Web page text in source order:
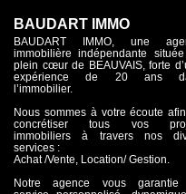
BAUDART IMMO
BAUDART IMMO, une
immobilière indépendante
plein cœur de BEAUVAIS, forte
expérience de 20 ans
l’immobilier.
Nous sommes à votre écoute
concrétiser tous vos
immobiliers à travers nos
services :
Achat /Vente, Location/ Gestion.
Notre agence vous garantie